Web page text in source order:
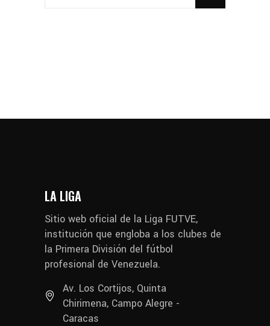
LA LIGA
Sitio web oficial de la Liga FUTVE,
institución que engloba a los clubes de
la Primera División del fútbol
profesional de Venezuela.
Av. Los Cortijos, Quinta
Chirimena, Campo Alegre -
Caracas